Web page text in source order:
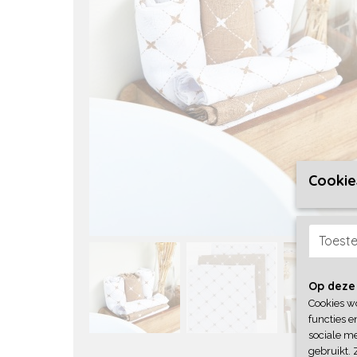
Op
Cookies
functies
sociale
gebruikt.